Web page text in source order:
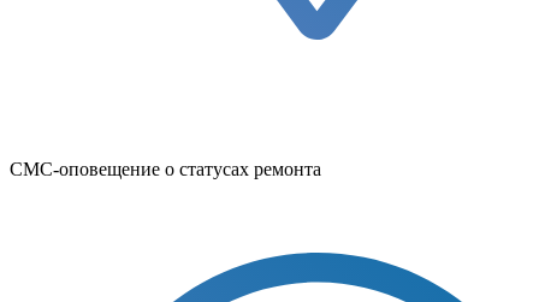
СМС-оповещение о статусах ремонта